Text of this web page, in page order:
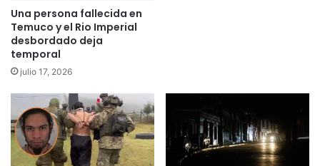
a
,
C
O
A
I
e
a
r
u
s
o
c
r
e
Una persona fallecida en
Temuco y el Rio Imperial
desbordado deja
temporal
julio 17, 2026